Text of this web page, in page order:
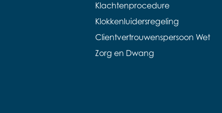
Klachtenprocedure
Klokkenluidersregeling
Clientvertrouwenspersoon Wet
Zorg en Dwang